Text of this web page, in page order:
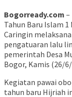
Bogorready.com –
Tahun Baru Islam 1
Caringin
pengatuaran lalu
pemerintah Desa
Bogor, Kamis (26/
Kegiatan pawai
tahun baru Hijriah